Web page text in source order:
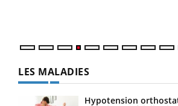
LES MALADIES
Hypotension